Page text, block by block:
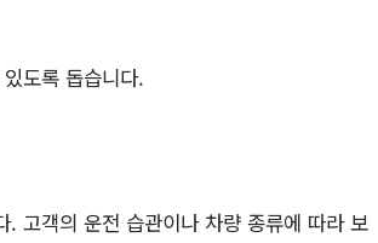
도록 돕습니다.
. 고객의 운전 습관이나 차량 종류에 따라 보